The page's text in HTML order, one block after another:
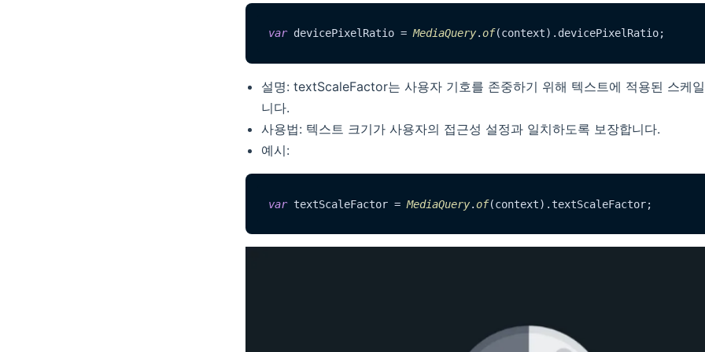
var devicePixelRatio = MediaQuery.of(context). devicePixelRatio
설명: textScaleFactor는 사용자 기호를 존중하기 위해 텍스트에 적용된 스케
니다.
사용법: 텍스트 크기가 사용자의 접근성 설정과 일치하도록 보장합니다.
예시:
var textScaleFactor = MediaQuery.of(context). textScaleFactor